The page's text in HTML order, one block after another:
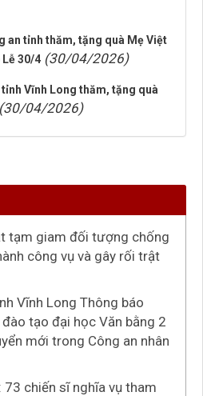
an tỉnh thăm, tặng quà Mẹ Việt
Lễ 30/4 (30/04/2026)
tỉnh Vĩnh Long thăm, tặng quà
(30/04/2026)
tạm giam đối tượng chống
công vụ và gây rối trật
Vĩnh Long Thông báo
tạo đại học Văn bằng 2
mới trong Công an nhân
73 chiến sĩ nghĩa vụ tham